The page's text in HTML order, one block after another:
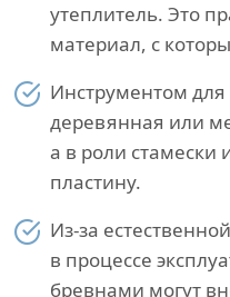
утеплитель. Это
материал, с
Инструментом
деревянная или
а в роли стамески
пластину.
Из-за
в процессе
бревнами могут